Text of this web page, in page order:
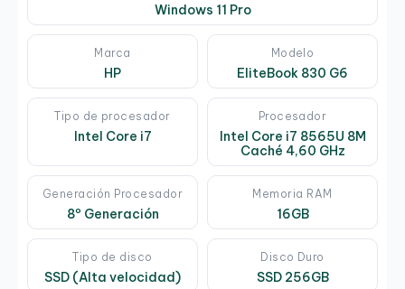
Windows 11 Pro
Marca
HP
Modelo
EliteBook 830 G6
Tipo de procesador
Intel Core i7
Procesador
Intel Core i7 8565U 8M
Caché 4,60 GHz
Generación Procesador
8º Generación
Memoria RAM
16GB
Tipo de disco
SSD (Alta velocidad)
Disco Duro
SSD 256GB